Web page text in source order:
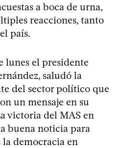
a boca de urna,
reacciones, tanto
país.
lunes el presidente
saludó la
del sector político que
un mensaje en su
victoria del MAS en
buena noticia para
democracia en